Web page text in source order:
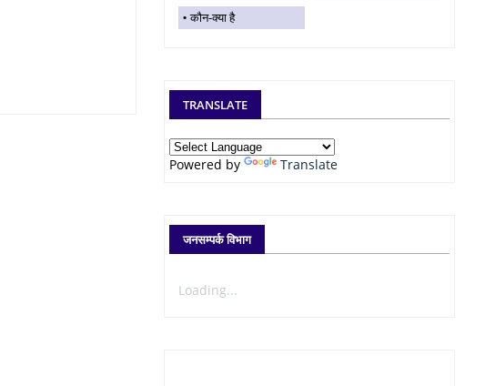
कौन-क्या है
TRANSLATE
Powered by Translate
जनसम्पर्क विभाग
Loading...